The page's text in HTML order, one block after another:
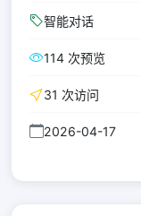
智能对话
114 次预览
31 次访问
2026-04-17